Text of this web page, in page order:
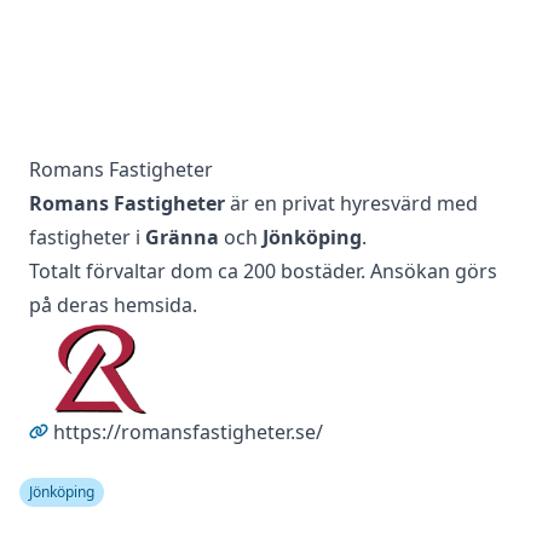
Romans Fastigheter
Romans Fastigheterär en privat hyresvärd med
fastigheter i Gränna och Jönköping.
Totalt förvaltar dom ca 200 bostäder. Ansökan görs
på deras hemsida.
https://romansfastigheter.se/
Jönköping